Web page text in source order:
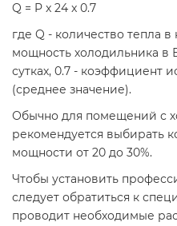
Q = P x 24 x 0.7
где Q - количество тепла в
мощность холодильника в
сутках, 0.7 - коэффициент
(среднее значение).
Обычно для помещений с
рекомендуется выбирать
мощности от 20 до 30%.
Чтобы установить
следует обратиться к
проводит необходимые